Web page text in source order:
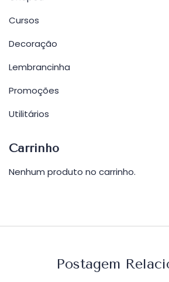
Cursos
Decoração
Lembrancinha
Promoções
Utilitários
Carrinho
Nenhum produto no carrinho.
Postagem